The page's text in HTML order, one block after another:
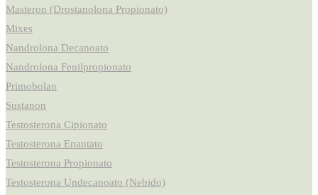
Masteron (Drostanolona Propionato)
Mixes
Nandrolona Decanoato
Nandrolona Fenilpropionato
Primobolan
Sustanon
Testosterona Cipionato
Testosterona Enantato
Testosterona Propionato
Testosterona Undecanoato (Nebido)